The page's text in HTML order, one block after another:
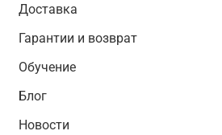
Доставка
Гарантии и возврат
Обучение
Блог
Новости